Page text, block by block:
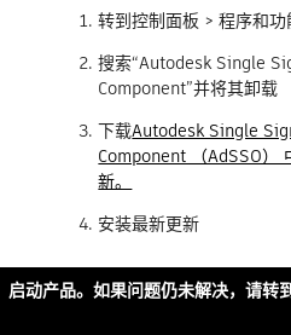
转到控制面板 > 程序和功
搜索“Autodesk Single
Component”并将其卸载
下载Autodesk Single
Component （AdSSO）
新。
安装最新更新
启动产品。如果问题仍未解决，请转